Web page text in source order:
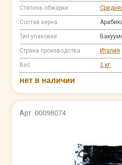
Степень обжарки
Состав зерна
Тип упаковки
Страна производства Италия
Вес 1 кг
нет в наличии
Арт. 00098074